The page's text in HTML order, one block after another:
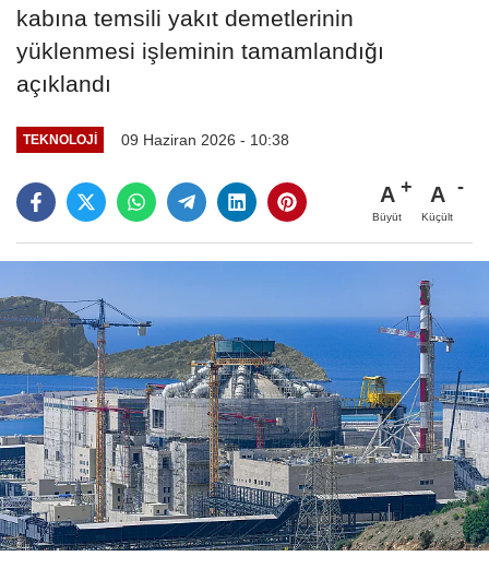
kabına temsili yakıt demetlerinin
yüklenmesi işleminin tamamlandığı
açıklandı
TEKNOLOJI 09 Haziran 2026 - 10:38
A
Büyüt
A
Küçült